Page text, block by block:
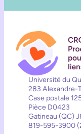
Université du
283 Alexandre-
Case postale
Pièce D0423
Gatineau (QC)
819-595-3900